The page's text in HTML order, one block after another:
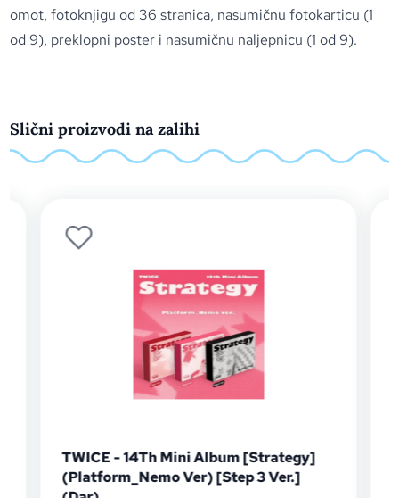
omot, fotoknjigu od 36 stranica, nasumičnu fotokarticu (1
od 9), preklopni poster i nasumičnu naljepnicu (1 od 9).
Slični proizvodi na zalihi
TWICE - 14Th Mini Album [Strategy]
(Platform_Nemo Ver) [Step 3 Ver.]